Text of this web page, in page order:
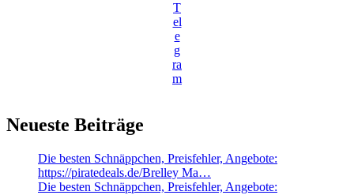
T
el
e
g
ra
m
Neueste Beiträge
Die besten Schnäppchen, Preisfehler, Angebote:
https://piratedeals.de/Brelley Ma…
Die besten Schnäppchen, Preisfehler, Angebote: